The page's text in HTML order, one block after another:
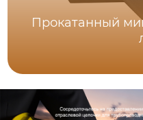
Прокатанный